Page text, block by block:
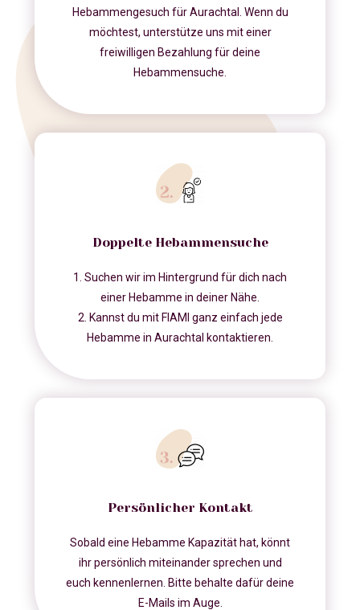
Hebammengesuch für Aurachtal. Wenn du
möchtest, unterstütze uns mit einer
freiwilligen Bezahlung für deine
Hebammensuche.
Doppelte Hebammensuche
1. Suchen wir im Hintergrund für dich nach
einer Hebamme in deiner Nähe.
2. Kannst du mit FIAMI ganz einfach jede
Hebamme in Aurachtal kontaktieren.
Persönlicher Kontakt
Sobald eine Hebamme Kapazität hat, könnt
ihr persönlich miteinander sprechen und
euch kennenlernen. Bitte behalte dafür deine
E-Mails im Auge.